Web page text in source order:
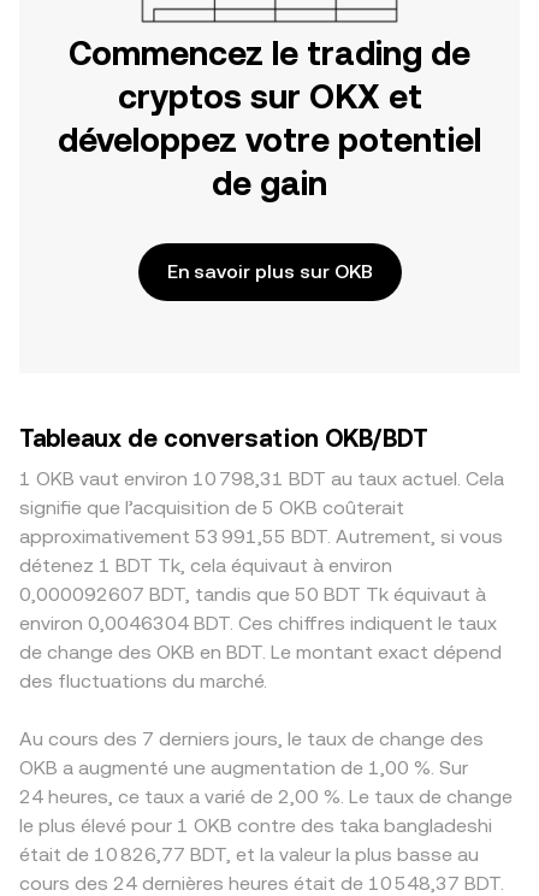
Commencez le trading de
cryptos sur OKX et
développez votre potentiel
de gain
En savoir plus sur OKB
Tableaux de conversation OKB/BDT
1 OKB vaut environ 10 798,31 BDT au taux actuel. Cela
signifie que l’acquisition de 5 OKB coûterait
approximativement 53 991,55 BDT. Autrement, si vous
détenez 1 BDT Tk, cela équivaut à environ
0,000092607 BDT, tandis que 50 BDT Tk équivaut à
environ 0,0046304 BDT. Ces chiffres indiquent le taux
de change des OKB en BDT. Le montant exact dépend
des fluctuations du marché.
Au cours des 7 derniers jours, le taux de change des
OKB a augmenté une augmentation de 1,00 %. Sur
24 heures, ce taux a varié de 2,00 %. Le taux de change
le plus élevé pour 1 OKB contre des taka bangladeshi
était de 10 826,77 BDT, et la valeur la plus basse au
cours des 24 dernières heures était de 10 548,37 BDT.